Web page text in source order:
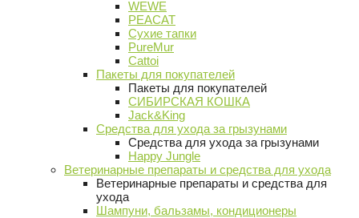
WEWE
PEACAT
Сухие тапки
PureMur
Cattoi
Пакеты для покупателей
Пакеты для покупателей
СИБИРСКАЯ КОШКА
Jack&King
Средства для ухода за грызунами
Средства для ухода за грызунами
Happy Jungle
Ветеринарные препараты и средства для ухода
Ветеринарные препараты и средства для
ухода
Шампуни, бальзамы, кондиционеры